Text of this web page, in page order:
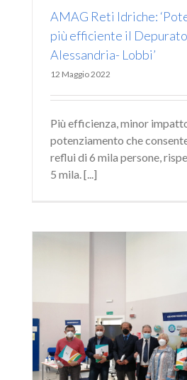
AMAG Reti Idriche:
più efficiente il
Alessandria- Lobbi’
12 Maggio 2022
Più efficienza, minor
potenziamento che
reflui di 6 mila persone,
5 mila. [...]